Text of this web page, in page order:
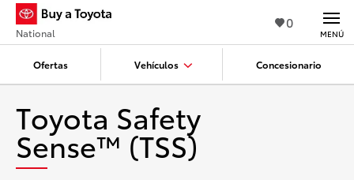
0
Ofertas Vehículos Concesionario
National MENÚ
Toyota Safety
Sense™ (TSS)